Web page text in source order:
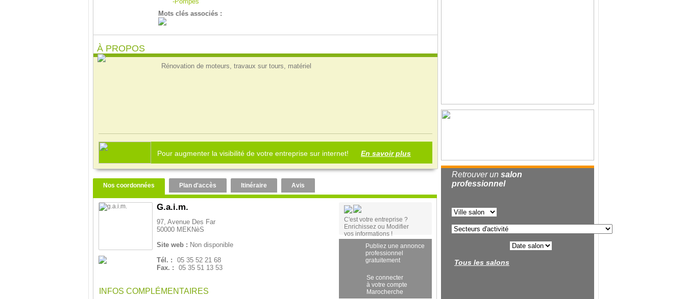
Mots clés associés :
À PROPOS
Rénovation de moteurs, travaux sur tours, matériel
Pour augmenter la visibilité de votre entreprise sur internet! En savoir plus
Nos coordonnées Plan d'accès Itinéraire Avis
G.a.i.m.
97, Avenue Des Far
50000 MEKNèS
Site web : Non disponible
Tél. :
05 35 52 21 68
Fax. :
05 35 51 13 53
INFOS COMPLÉMENTAIRES
C'est votre entreprise ?
Enrichissez ou Modifier
vos informations !
Publiez une annonce
professionnel
gratuitement
Se connecter
à votre compte
Marocherche
Retrouver un salon
professionnel
Tous les salons